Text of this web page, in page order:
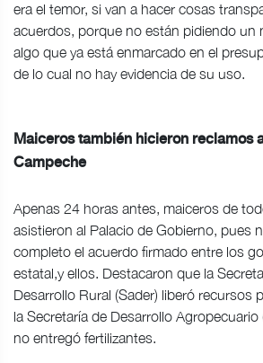
era el temor, si van a hacer cosas
acuerdos, porque no están pidiendo un
algo que ya está enmarcado en el
de lo cual no hay evidencia de su uso.
Maiceros también hicieron reclamos
Campeche
Apenas 24 horas antes, maiceros de
asistieron al Palacio de Gobierno, pues
completo el acuerdo firmado entre los
estatal,y ellos. Destacaron que la
Desarrollo Rural (Sader) liberó recursos
la Secretaría de Desarrollo
no entregó fertilizantes.